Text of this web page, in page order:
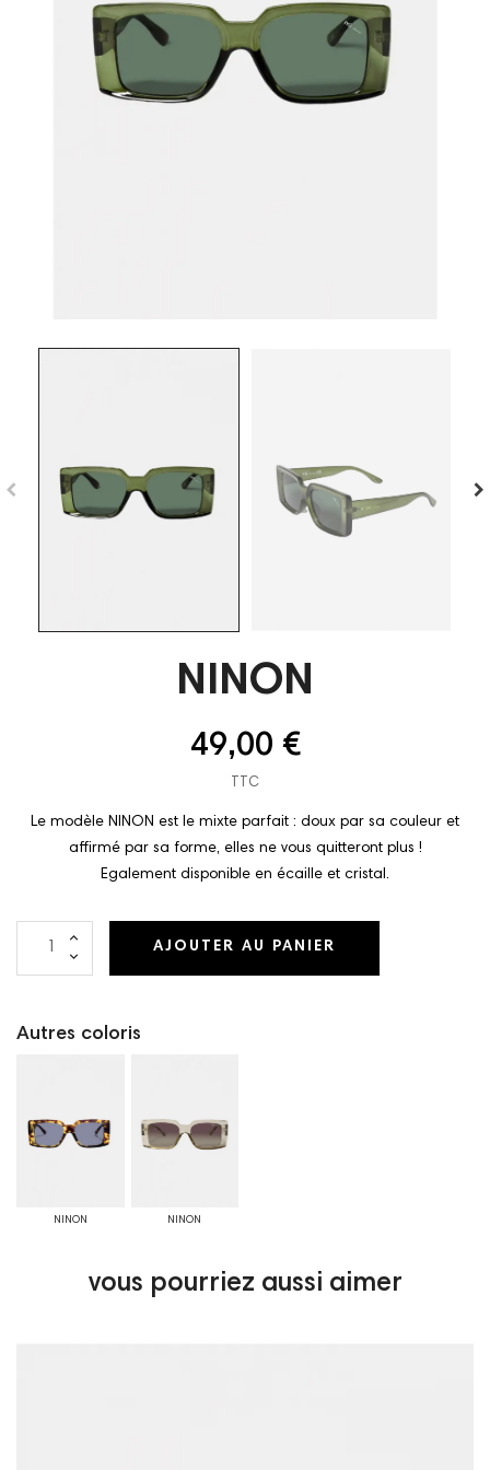
NINON
49,00 €
TTC
Le modèle NINON est le mixte parfait : doux par sa couleur et
affirmé par sa forme, elles ne vous quitteront plus !
Egalement disponible en écaille et cristal.
AJOUTER AU PANIER
Autres coloris
NINON NINON
vous pourriez aussi aimer